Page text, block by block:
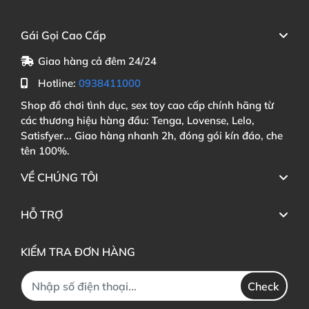
Gái Gọi Cao Cấp
Giao hàng cả đêm 24/24
Hotline: 0938411000
Shop đồ chơi tình dục, sex toy cao cấp chính hãng từ
các thương hiệu hàng đầu: Tenga, Lovense, Lelo,
Satisfyer... Giao hàng nhanh 2h, đóng gói kín đáo, che
tên 100%.
VỀ CHÚNG TÔI
HỖ TRỢ
KIỂM TRA ĐƠN HÀNG
Check